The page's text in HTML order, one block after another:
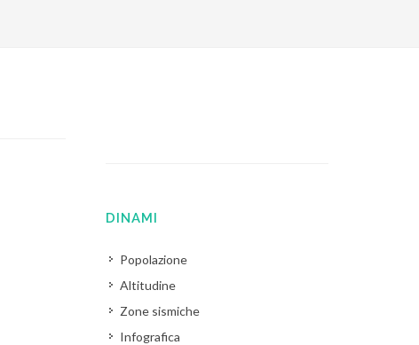
DINAMI
Popolazione
Altitudine
Zone sismiche
Infografica